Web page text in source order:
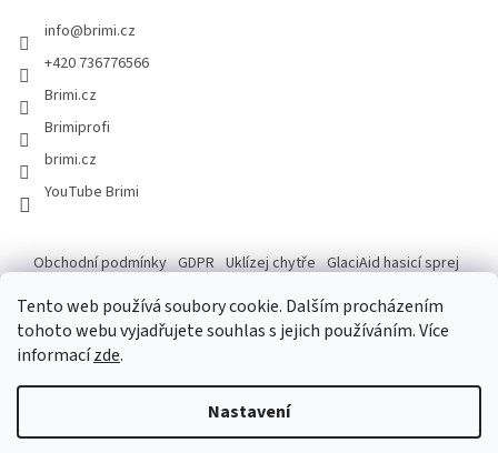
Tento web používá soubory cookie. Dalším procházením
tohoto webu vyjadřujete souhlas s jejich používáním. Více
informacízde.
Nastavení
našeho skladníka nemá, ale zdatně se k tomu blíží. Pokud tedy vaše
objednávka dorazí o chloupek později, věřte, že na ní makáme, jen
info@brimi.cz
+420 736776566
Brimi.cz
Brimiprofi
brimi.cz
YouTube Brimi
Obchodní podmínky GDPR Uklízej chytře GlaciAid hasicí sprej
Vytvořil Shoptet